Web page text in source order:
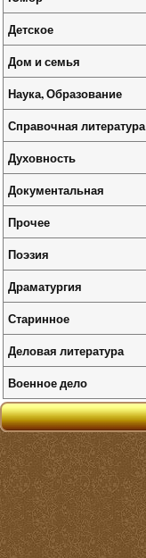
Детское
Дом и семья
Наука, Образование
Справочная литература
Духовность
Документальная
Прочее
Поэзия
Драматургия
Старинное
Деловая литература
Военное дело